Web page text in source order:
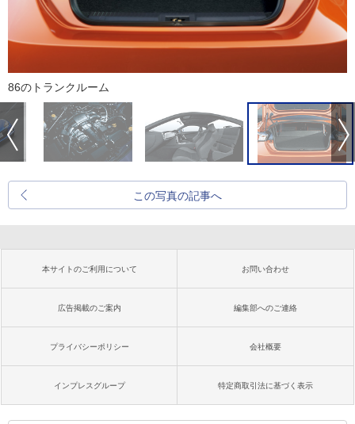
86のトランクルーム
この写真の記事へ
本サイトのご利用について お問い合わせ
広告掲載のご案内 編集部へのご連絡
プライバシーポリシー 会社概要
インプレスグループ 特定商取引法に基づく表示